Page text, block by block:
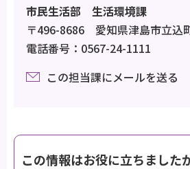
市民生活部 生活環境課
〒496-8686 愛知県津島市立込
電話番号：0567-24-1111
この担当課にメールを送る
この情報はお役に立ちました